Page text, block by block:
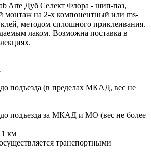
Arte Дуб Селект Флора - шип-паз,
монтаж на 2-х компонентный или ms-
методом сплошного приклеивания.
лаком. Возможна поставка в
подъезда (в пределах МКАД, вес не
подъезда за МКАД и МО (вес не более
1 км
транспортными